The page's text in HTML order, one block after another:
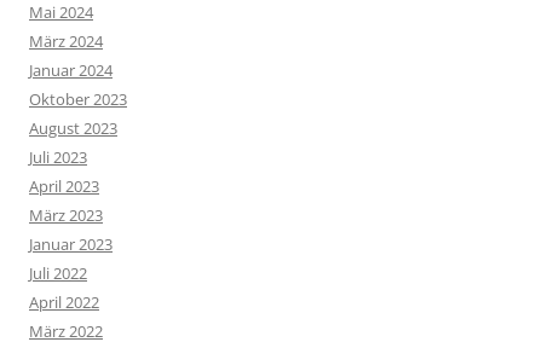
Mai 2024
März 2024
Januar 2024
Oktober 2023
August 2023
Juli 2023
April 2023
März 2023
Januar 2023
Juli 2022
April 2022
März 2022